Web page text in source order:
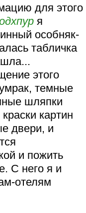
для этого
я
особняк-
табличка
этого
темные
шляпки
картин
двери, и
и пожить
С него я и
отелям